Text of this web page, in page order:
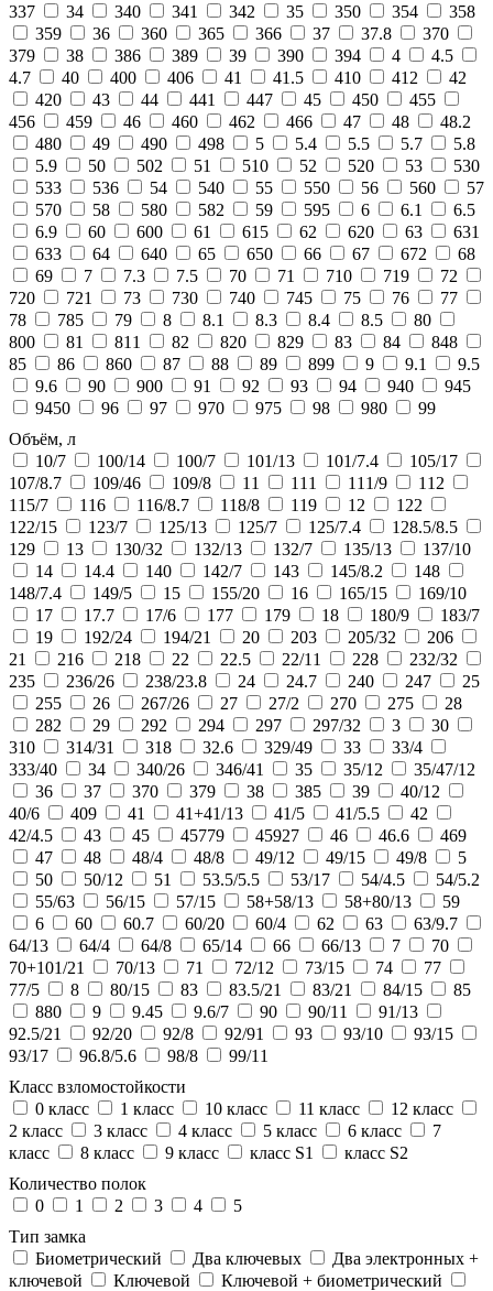
337
34 340 341 342 35 350 354
358
359
36 360 365 366 37 37.8
370
379
38 386 389 39 390 394 4
4.5
4.7
40 400 406 41 41.5 410 412
42
420
43 44 441 447 45 450
455
456
459 46 460 462 466 47 48
48.2
480
49 490 498 5 5.4 5.5 5.7
5.8
5.9
50 502 51 510 52 520 53
530
533
536 54 540 55 550 56 560
57
570
58 580 582 59 595 6 6.1
6.5
6.9
60 600 61 615 62 620 63
631
633
64 640 65 650 66 67 672
68
69
7 7.3 7.5 70 71 710 719
72
720
721 73 730 740 745 75 76
77
78
785 79 8 8.1 8.3 8.4 8.5
80
800
81 811 82 820 829 83 84
848
85
86 860 87 88 89 899 9 9.1
9.5
9.6
90 900 91 92 93 94 940
945
9450
96 97 970 975 98 980
99
Объём, л
10/7
100/14 100/7 101/13 101/7.4
105/17
107/8.7
109/46 109/8 11 111 111/9
112
115/7
116 116/8.7 118/8 119 12
122
122/15
123/7 125/13 125/7 125/7.4
128.5/8.5
129
13 130/32 132/13 132/7 135/13
137/10
14
14.4 140 142/7 143 145/8.2
148
148/7.4
149/5 15 155/20 16 165/15
169/10
17
17.7 17/6 177 179 18 180/9
183/7
19
192/24 194/21 20 203 205/32
206
21
216 218 22 22.5 22/11 228
232/32
235
236/26 238/23.8 24 24.7 240 247
25
255
26 267/26 27 27/2 270 275
28
282
29 292 294 297 297/32 3
30
310
314/31 318 32.6 329/49 33
33/4
333/40
34 340/26 346/41 35 35/12
35/47/12
36
37 370 379 38 385 39
40/12
40/6
409 41 41+41/13 41/5 41/5.5
42
42/4.5
43 45 45779 45927 46 46.6
469
47
48 48/4 48/8 49/12 49/15 49/8
5
50
50/12 51 53.5/5.5 53/17 54/4.5
54/5.2
55/63
56/15 57/15 58+58/13 58+80/13
59
6
60 60.7 60/20 60/4 62 63
63/9.7
64/13
64/4 64/8 65/14 66 66/13 7
70
70+101/21
70/13 71 72/12 73/15 74
77
77/5
8 80/15 83 83.5/21 83/21 84/15
85
880
9 9.45 9.6/7 90 90/11
91/13
92.5/21
92/20 92/8 92/91 93 93/10
93/15
93/17
96.8/5.6 98/8
99/11
Класс взломостойкости
0 класс
1 класс 10 класс 11 класс
12 класс
2 класс
3 класс 4 класс 5 класс 6 класс
7
класс
8 класс 9 класс класс S1
класс S2
Количество полок
0
1 2 3 4
5
Тип замка
Биометрический
Два ключевых
Два электронныx +
ключевой
Ключевой
Ключевой + биометрический